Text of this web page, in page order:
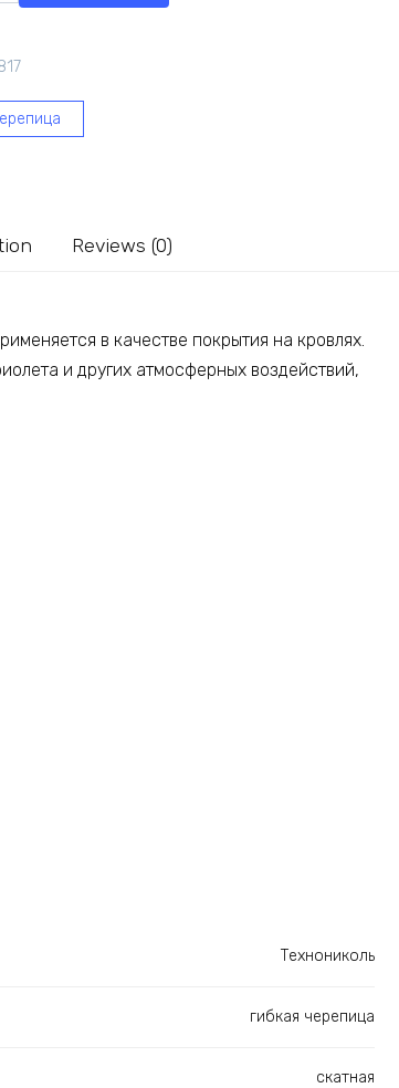
Reviews (0)
в качестве покрытия на кровлях.
и других атмосферных воздействий,
Технониколь
гибкая черепица
скатная